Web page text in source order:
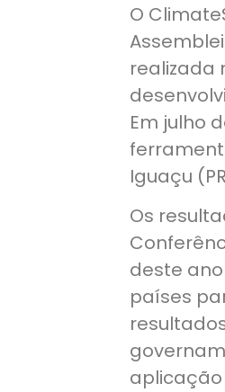
O
realizada
Em julho
Iguaçu
Os
deste
países
aplicação